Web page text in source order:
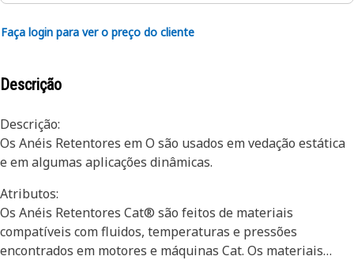
Faça login para ver o preço do cliente
Descrição
Descrição:
Os Anéis Retentores em O são usados em vedação estática
e em algumas aplicações dinâmicas.
Atributos:
Os Anéis Retentores Cat® são feitos de materiais
compatíveis com fluidos, temperaturas e pressões
encontrados em motores e máquinas Cat. Os materiais